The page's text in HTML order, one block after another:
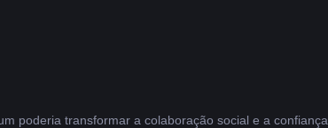
poderia transformar a colaboração social e a confiança,